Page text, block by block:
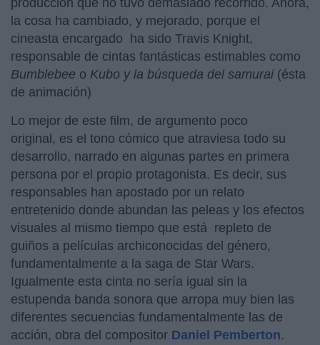
producción que no tuvo demasiado recorrido. Ahora,
la cosa ha cambiado, y mejorado, porque el
cineasta encargado ha sido Travis Knight,
responsable de cintas fantásticas estimables como
Bumblebee o Kubo y la búsqueda del samurai (ésta
de animación)
Lo mejor de este film, de argumento poco
original, es el tono cómico que atraviesa todo su
desarrollo, narrado en algunas partes en primera
persona por el propio protagonista. Es decir, sus
responsables han apostado por un relato
entretenido donde abundan las peleas y los efectos
visuales al mismo tiempo que está repleto de
guiños a películas archiconocidas del género,
fundamentalmente a la saga de Star Wars.
Igualmente esta cinta no sería igual sin la
estupenda banda sonora que arropa muy bien las
diferentes secuencias fundamentalmente las de
acción, obra del compositor Daniel Pemberton.